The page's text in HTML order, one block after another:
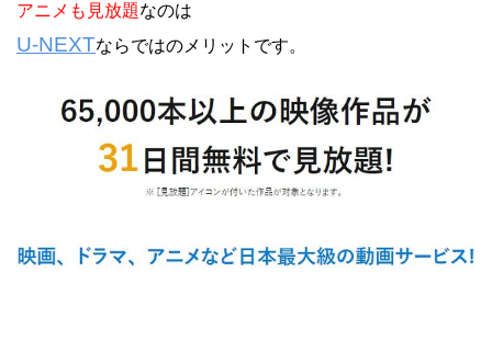
アニメも見放題なのは
U-NEXTならではのメリットです。